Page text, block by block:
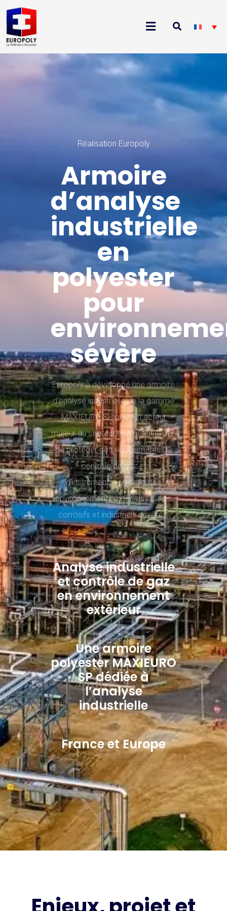
Réalisation Europoly
Armoire
d’analyse
industrielle
en
polyester
pour
sévère
Europoly a développé une armoire
d’analyse industrielle de la gamme
MAXIEURO SP pour un acteur
majeur du secteur énergétique, afin
de protéger des équipements de
contrôle de gaz et
d’instrumentation dans des
environnements extérieurs salins,
corrosifs et industriels sévères.
Analyse industrielle
et contrôle de gaz
en environnement
extérieur
Une armoire
polyester MAXIEURO
SP dédiée à
l’analyse
industrielle
France et Europe